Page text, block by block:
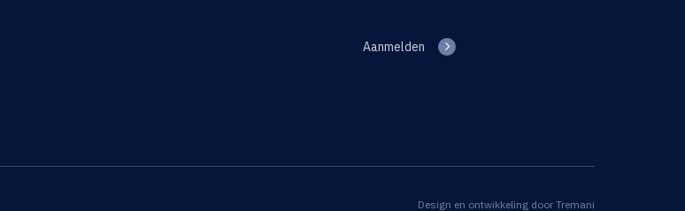
Aanmelden
Design en ontwikkeling door Tremani